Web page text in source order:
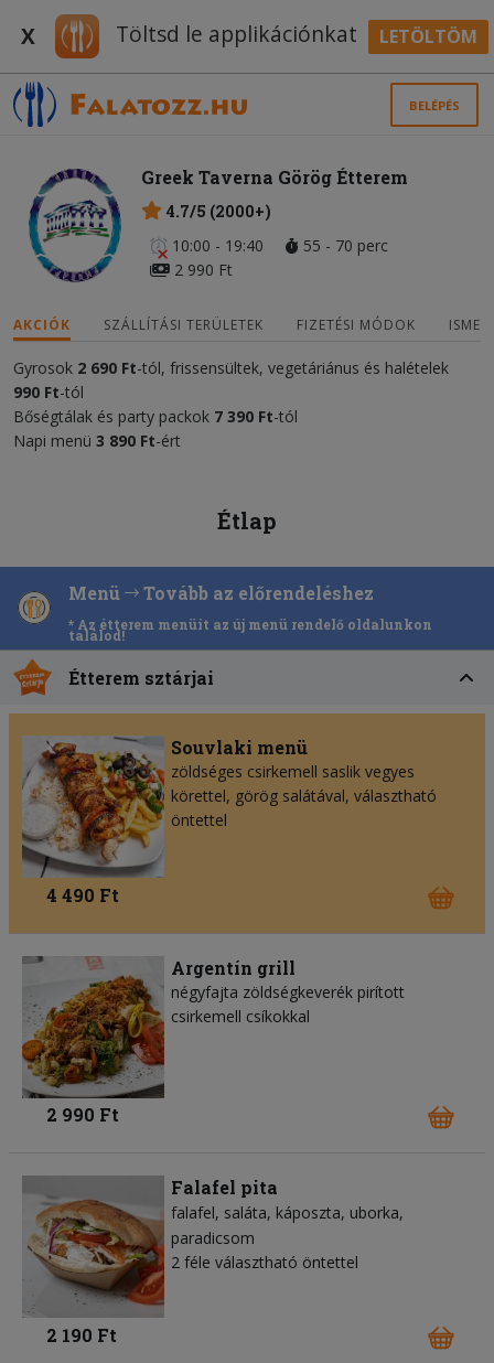
X Töltsd le applikációnkat LETÖLTÖM
BELÉPÉS
Greek Taverna Görög Étterem
4.7/5 (2000+)
10:00 - 19:40
55 - 70 perc
2 990 Ft
AKCIÓK SZÁLLÍTÁSI TERÜLETEK FIZETÉSI MÓDOK
Gyrosok 2 690 Ft-tól, frissensültek, vegetáriánus és halételek
990 Ft-tól
Bőségtálak és party packok 7 390 Ft-tól
Napi menü 3 890 Ft-ért
Étlap
Menü Tovább az előrendeléshez
* Az étterem menüit az új menü rendelő oldalunkon
találod!
Étterem sztárjai
Souvlaki menü
zöldséges csirkemell saslik vegyes
körettel, görög salátával, választható
öntettel
4 490 Ft
Argentín grill
négyfajta zöldségkeverék pirított
csirkemell csíkokkal
2 990 Ft
Falafel pita
falafel saláta káposzta uborka
paradicsom
2 féle választható öntettel
2 190 Ft